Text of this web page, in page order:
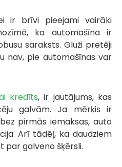
ir brīvi pieejami vairāki
ka automašīna ir
saraksts. Gluži pretēji
nav, pie automašīnas var
kredīts, ir jautājums, kas
galvām. Ja mērķis ir
pirmās iemaksas, auto
Arī tādēļ, ka daudziem
par galveno šķērsli.